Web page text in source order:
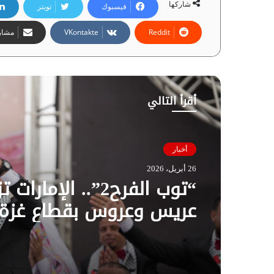
شاركها فيسبوك تويتر
أقرأ التالي
أخبار
26 أبريل، 2026
عريس وعروس بقطاع
فيديو